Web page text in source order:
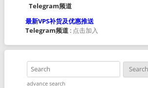
Telegram频道
最新VPS补货及优惠推送
Telegram频道: 点击加入
advance search